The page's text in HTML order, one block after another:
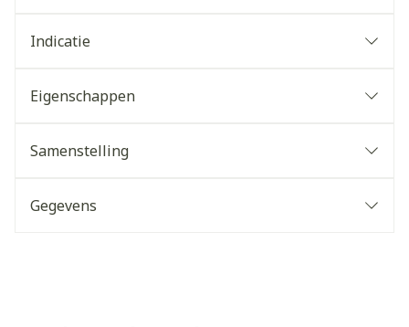
Indicatie
Eigenschappen
Samenstelling
Gegevens